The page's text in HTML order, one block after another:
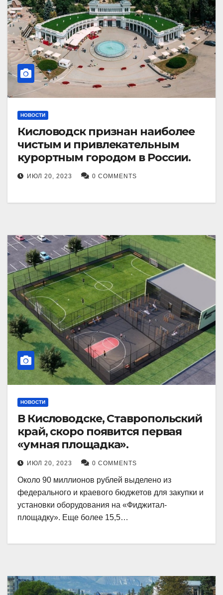
НОВОСТИ
Кисловодск признан наиболее
чистым и привлекательным
курортным городом в России.
ИЮЛ 20, 2023 0 COMMENTS
НОВОСТИ
В Кисловодске, Ставропольский
край, скоро появится первая
«умная площадка».
ИЮЛ 20, 2023 0 COMMENTS
Около 90 миллионов рублей выделено из
федерального и краевого бюджетов для закупки и
установки оборудования на «Фиджитал-
площадку». Еще более 15,5…